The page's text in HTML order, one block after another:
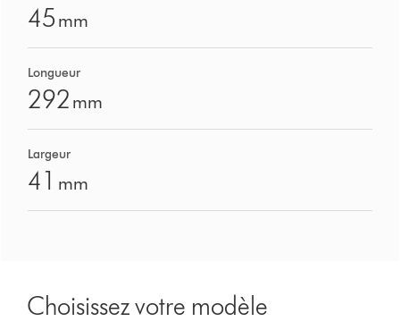
45 mm
Longueur
292 mm
Largeur
41 mm
Choisissez votre modèle